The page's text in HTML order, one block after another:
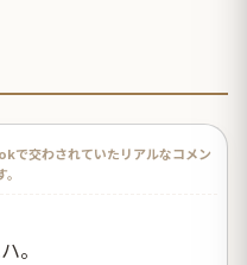
で交わされていたリアルなコメン
。